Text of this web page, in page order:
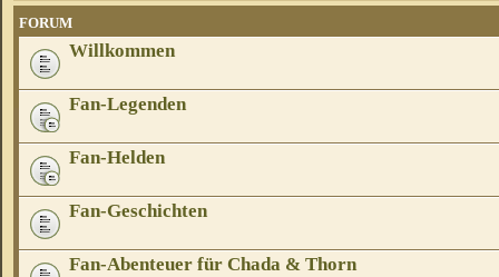
FORUM
Willkommen
Fan-Legenden
Fan-Helden
Fan-Geschichten
Fan-Abenteuer für Chada & Thorn